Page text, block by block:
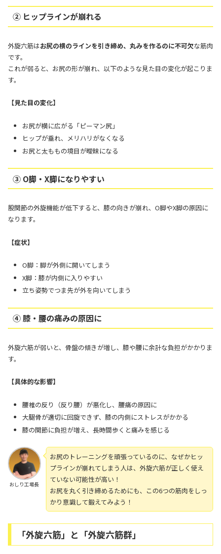
② ヒップラインが崩れる
外旋六筋はお尻の横のラインを引き締め、丸みを作るのに不可欠な筋肉
です。
これが弱ると、お尻の形が崩れ、以下のような見た目の変化が起こりま
す。
【見た目の変化】
お尻が横に広がる「ピーマン尻」
ヒップが垂れ、メリハリがなくなる
お尻と太ももの境目が曖昧になる
③ O脚・X脚になりやすい
股関節の外旋機能が低下すると、膝の向きが崩れ、O脚やX脚の原因に
なります。
【症状】
O脚：脚が外側に開いてしまう
X脚：膝が内側に入りやすい
立ち姿勢でつま先が外を向いてしまう
④ 膝・腰の痛みの原因に
外旋六筋が弱いと、骨盤の傾きが増し、膝や腰に余計な負担がかかりま
す。
【具体的な影響】
腰椎の反り（反り腰）が悪化し、腰痛の原因に
大腿骨が適切に回旋できず、膝の内側にストレスがかかる
膝の関節に負担が増え、長時間歩くと痛みを感じる
おしり工場長
お尻のトレーニングを頑張っているのに、なぜかヒッ
プラインが崩れてしまう人は、外旋六筋が正しく使え
ていない可能性が高い！
お尻を丸く引き締めるためにも、この6つの筋肉をしっ
かり意識して鍛えてみよう！
「外旋六筋」と「外旋六筋群」